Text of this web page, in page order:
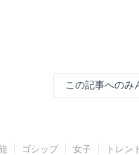
この記事へのみ
ゴシップ 女子 トレン